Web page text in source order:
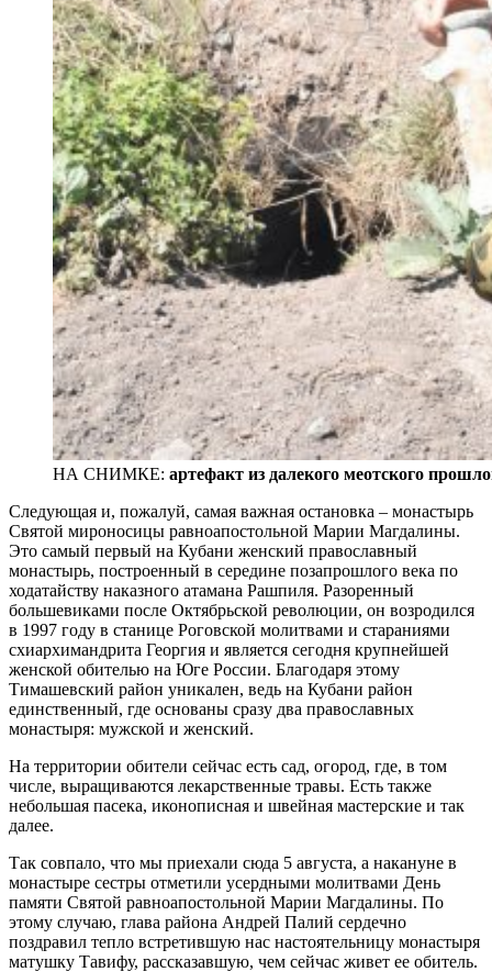
НА СНИМКЕ: артефакт из далекого меотского
Следующая и, пожалуй, самая важная остановка – монастырь
Святой мироносицы равноапостольной Марии Магдалины.
Это самый первый на Кубани женский православный
монастырь, построенный в середине позапрошлого века по
ходатайству наказного атамана Рашпиля. Разоренный
большевиками после Октябрьской революции, он возродился
в 1997 году в станице Роговской молитвами и стараниями
схиархимандрита Георгия и является сегодня крупнейшей
женской обителью на Юге России. Благодаря этому
Тимашевский район уникален, ведь на Кубани район
единственный, где основаны сразу два православных
монастыря: мужской и женский.
На территории обители сейчас есть сад, огород, где, в том
числе, выращиваются лекарственные травы. Есть также
небольшая пасека, иконописная и швейная мастерские и так
далее.
Так совпало, что мы приехали сюда 5 августа, а накануне в
монастыре сестры отметили усердными молитвами День
памяти Святой равноапостольной Марии Магдалины. По
этому случаю, глава района Андрей Палий сердечно
поздравил тепло встретившую нас настоятельницу монастыря
матушку Тавифу, рассказавшую, чем сейчас живет ее обитель.